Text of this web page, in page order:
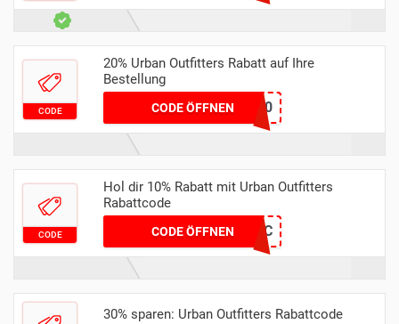
CODE
20% Urban Outfitters Rabatt auf Ihre
Bestellung
CODE ÖFFNENLTK20
CODE
Hol dir 10% Rabatt mit Urban Outfitters
Rabattcode
CODE ÖFFNEN
MS9AZGY7BC
30% sparen: Urban Outfitters Rabattcode